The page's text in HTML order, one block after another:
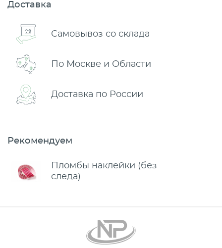
Доставка
Самовывоз со склада
По Москве и Области
Доставка по России
Рекомендуем
Пломбы наклейки (без
следа)